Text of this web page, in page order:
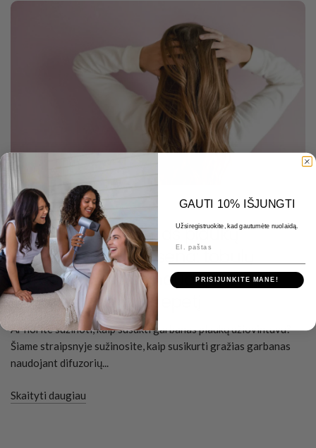
JANUARY 13 2026
Plaukų garbanojimas plaukų
džiovintuvu: Šukuosena: tobulų
garbanų kūrimas naudojant
difuzorių ir apvalų šepetį
Ar norite sužinoti, kaip susukti garbanas plaukų džiovintuvu?
Šiame straipsnyje sužinosite, kaip susikurti gražias garbanas
naudojant difuzorių...
Skaityti daugiau
GAUTI 10% IŠJUNGTI
Užsiregistruokite, kad gautumėte nuolaidą.
PRISIJUNKITE MANE!